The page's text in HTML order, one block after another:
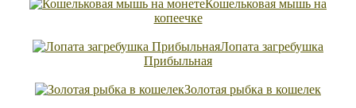
Кошельковая мышь на
копеечке
Лопата загребушка
Прибыльная
Золотая рыбка в кошелек